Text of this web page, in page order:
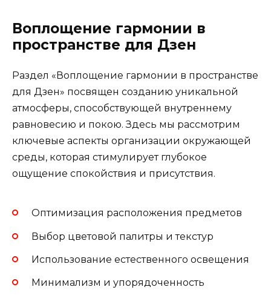
Воплощение гармонии в
пространстве для Дзен
Раздел «Воплощение гармонии в пространстве
для Дзен» посвящен созданию уникальной
атмосферы, способствующей внутреннему
равновесию и покою. Здесь мы рассмотрим
ключевые аспекты организации окружающей
среды, которая стимулирует глубокое
ощущение спокойствия и присутствия.
Оптимизация расположения предметов
Выбор цветовой палитры и текстур
Использование естественного освещения
Минимализм и упорядоченность